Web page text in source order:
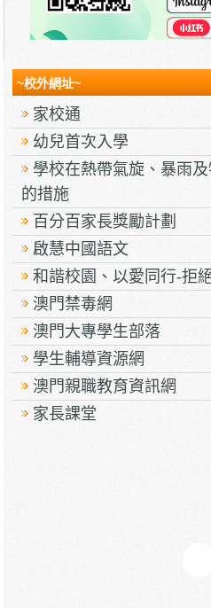
~校外網址~
家校通
幼兒首次入學
學校在熱帶氣旋、暴雨
的措施
百分百家長獎勵計劃
啟慧中國語文
和諧校園、以愛同行-拒
澳門禁毒網
澳門大專學生部落
學生輔導資源網
澳門親職教育資訊網
家長課堂